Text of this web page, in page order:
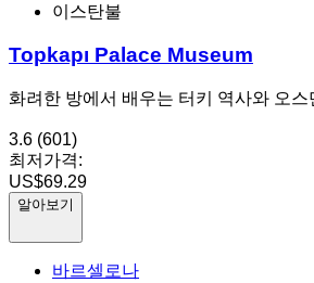
이스탄불
Topkapı Palace Museum
화려한 방에서 배우는 터키 역사와 오스
3.6 (601)
최저가격:
US$69.29
알아보기
바르셀로나